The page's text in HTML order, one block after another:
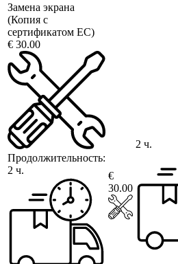
Замена экрана
(Копия с
сертификатом ЕС)
€ 30.00
Продолжительность:
2 ч.
€
30.00
2 ч.